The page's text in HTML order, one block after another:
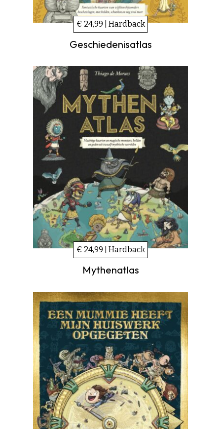
€ 24,99 | Hardback
Geschiedenisatlas
€ 24,99 | Hardback
Mythenatlas